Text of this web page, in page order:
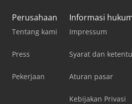
Perusahaan
Tentang kami
Press
Pekerjaan
Informasi
Impressum
Syarat dan
Aturan pasar
Kebijakan Privasi